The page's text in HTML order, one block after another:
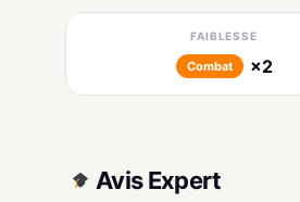
FAIBLESSE
Combat ×2
Avis Expert